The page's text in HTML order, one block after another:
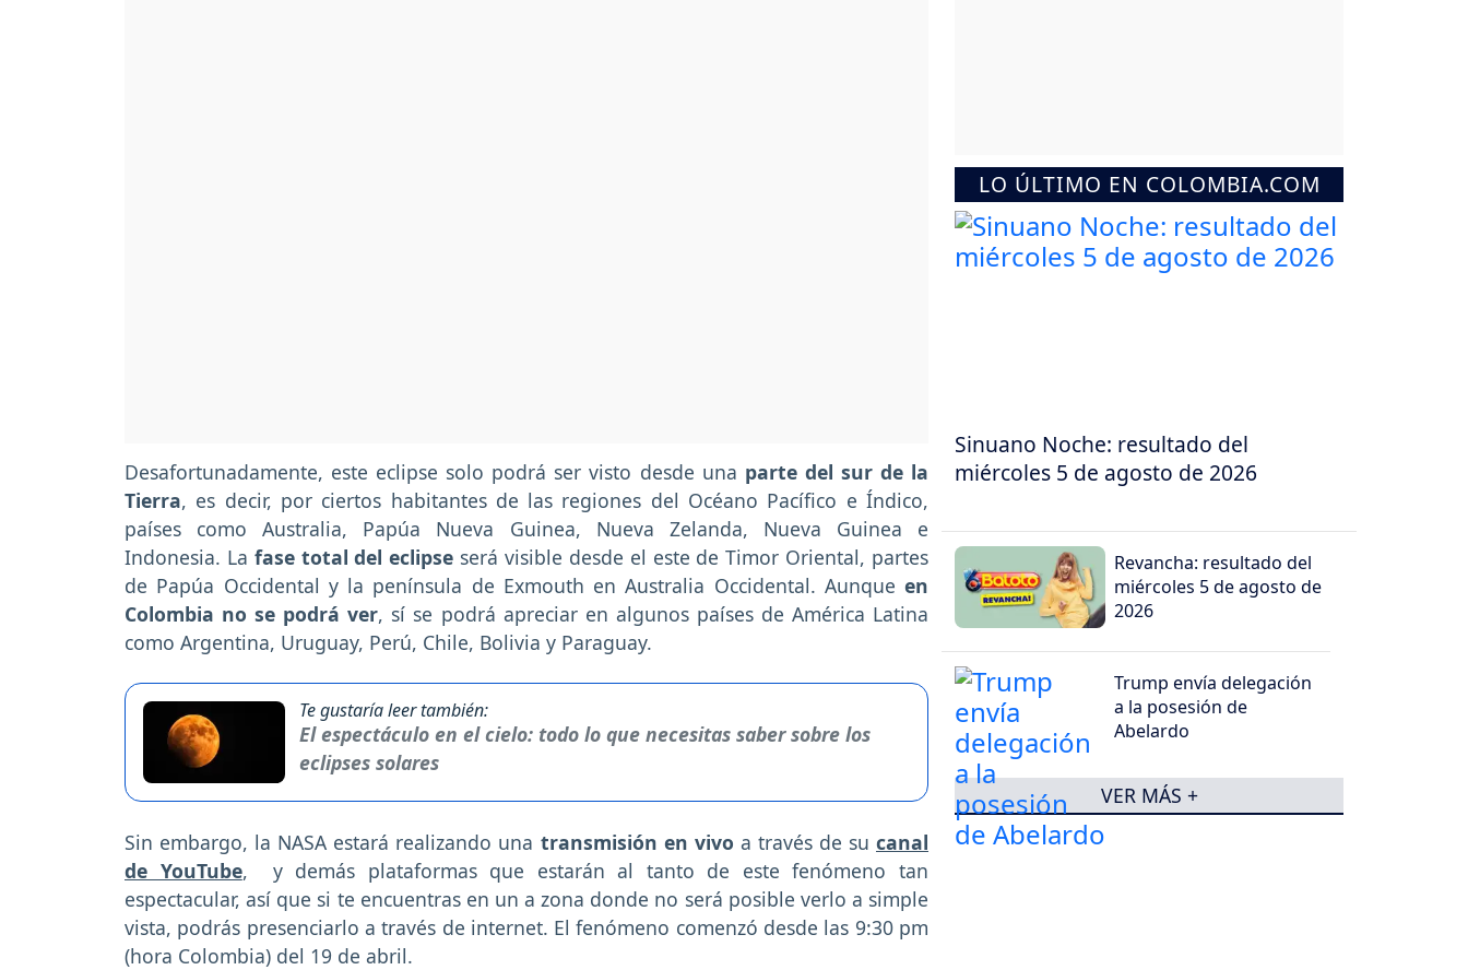
Desafortunadamente, este eclipse solo podrá ser visto desde una parte del sur de la
Tierra, es decir, por ciertos habitantes de las regiones del Océano Pacífico e Índico,
países como Australia, Papúa Nueva Guinea, Nueva Zelanda, Nueva Guinea e
Indonesia. La fase total del eclipse será visible desde el este de Timor Oriental, partes
de Papúa Occidental y la península de Exmouth en Australia Occidental. Aunque en
Colombia no se podrá ver, sí se podrá apreciar en algunos países de América Latina
como Argentina, Uruguay, Perú, Chile, Bolivia y Paraguay.
Te gustaría leer también:
El espectáculo en el cielo: todo lo que necesitas saber sobre los
eclipses solares
Sin embargo, la NASA estará realizando una transmisión en vivo a través de sucanal
de YouTube, y demás plataformas que estarán al tanto de este fenómeno tan
espectacular, así que si te encuentras en un a zona donde no será posible verlo a simple
vista, podrás presenciarlo a través de internet. El fenómeno comenzó desde las 9:30 pm
(hora Colombia) del 19 de abril.
LO ÚLTIMO EN COLOMBIA.COM
Sinuano Noche: resultado del
miércoles 5 de agosto de 2026
Revancha: resultado del
miércoles 5 de agosto de
2026
Trump envía delegación
a la posesión de
Abelardo
VER MÁS +